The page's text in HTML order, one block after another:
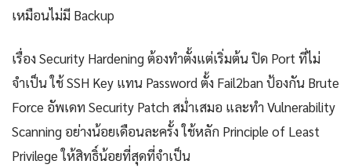
เหมือนไม่มี Backup
เรื่อง Security Hardening ต้องทำตั้งแต่เริ่มต้น ปิด Port ที่ไม่
จำเป็น ใช้ SSH Key แทน Password ตั้ง Fail2ban ป้องกัน Brute
Force อัพเดท Security Patch สม่ำเสมอ และทำ Vulnerability
Scanning อย่างน้อยเดือนละครั้ง ใช้หลัก Principle of Least
Privilege ให้สิทธิ์น้อยที่สุดที่จำเป็น